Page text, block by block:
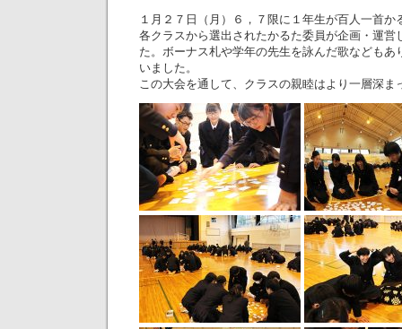
１月２７日（月）６，７限に１年生が百人一首か
各クラスから選出されたかるた委員が企画・運営
た。ボーナス札や学年の先生を詠んだ歌などもあ
いました。
この大会を通して、クラスの親睦はより一層深ま